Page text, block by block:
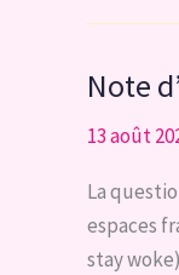
Analyse
la
situation
régionale
de
Note
13 août
La
espaces
stay woke)